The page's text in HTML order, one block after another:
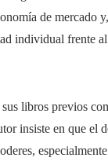
de mercado
individual frente
libros previos
insiste en que el